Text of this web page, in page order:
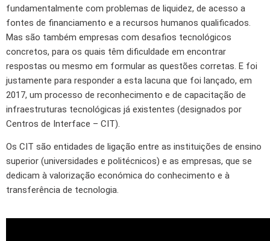
fundamentalmente com problemas de liquidez, de acesso a
fontes de financiamento e a recursos humanos qualificados.
Mas são também empresas com desafios tecnológicos
concretos, para os quais têm dificuldade em encontrar
respostas ou mesmo em formular as questões corretas. E foi
justamente para responder a esta lacuna que foi lançado, em
2017, um processo de reconhecimento e de capacitação de
infraestruturas tecnológicas já existentes (designados por
Centros de Interface – CIT).
Os CIT são entidades de ligação entre as instituições de ensino
superior (universidades e politécnicos) e as empresas, que se
dedicam à valorização económica do conhecimento e à
transferência de tecnologia.